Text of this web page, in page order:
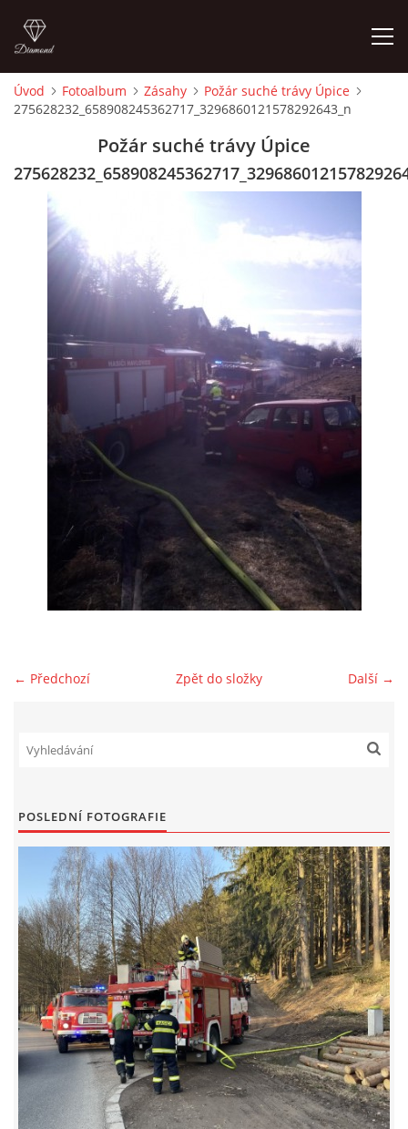
ÚVOD
HISTORIE
VYBAVENÍ
ČLENOVÉ
ZÁSAHY
NAŠE VIDEA
NÁVŠTĚVNÍ KNIHA
Úvod Fotoalbum Zásahy
Požár suché trávy Úpice
275628232_658908245362717_3296860121578292643_n
Požár suché trávy Úpice
← Předchozí Další →
Zpět do složky
POSLEDNÍ FOTOGRAFIE